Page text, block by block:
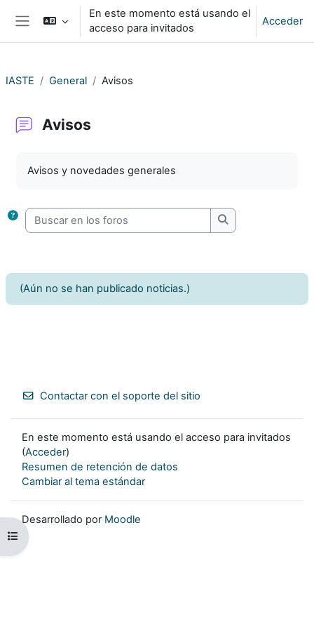
Salta al contenido principal
Panel lateral
En este momento está usando el
acceso para invitados
Acceder
Abrir índice del curso
IASTE General Avisos
Avisos
Avisos y novedades generales
Buscar en los foros
Buscar en los
(Aún no se han publicado noticias.)
Contactar con el soporte del sitio
En este momento está usando el acceso para invitados
(Acceder)
Resumen de retención de datos
Cambiar al tema estándar
Desarrollado por Moodle